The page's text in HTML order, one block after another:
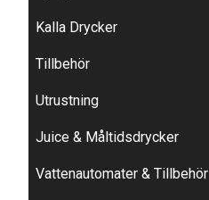
Kalla Drycker
Tillbehör
Utrustning
Juice & Måltidsdrycker
Vattenautomater & Tillbehör